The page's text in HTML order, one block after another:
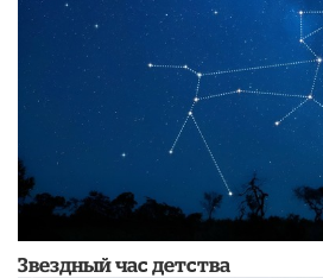
Звездный час детства